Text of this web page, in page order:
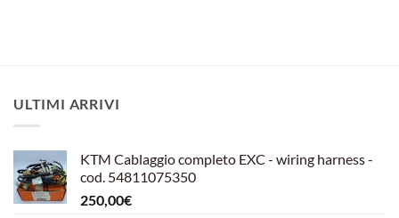
ULTIMI ARRIVI
KTM Cablaggio completo EXC - wiring harness -
cod. 54811075350
250,00€